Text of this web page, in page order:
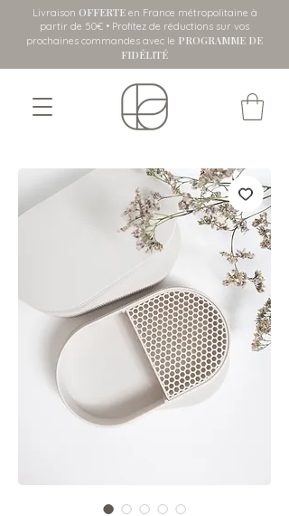
Livraison OFFERTEen France métropolitaine à
partir de 50€ • Profitez de réductions sur vos
prochaines commandes avec le PROGRAMME DE
FIDÉLITÉ